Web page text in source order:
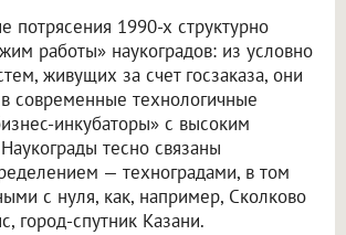
потрясения 1990-х структурно
работы» наукоградов: из условно
живущих за счет госзаказа, они
современные технологичные
инкубаторы» с высоким
тесно связаны
— техноградами, в том
с нуля, как, например, Сколково
город-спутник Казани.